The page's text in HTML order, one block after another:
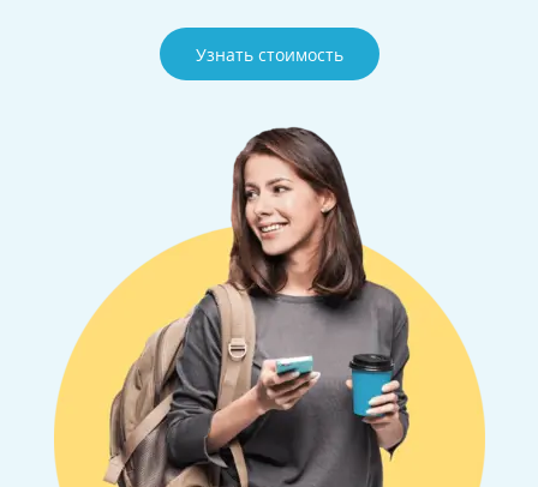
Узнать стоимость